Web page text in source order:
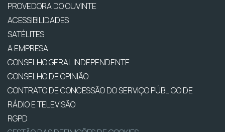
PROVEDORA DO OUVINTE
ACESSIBILIDADES
SATÉLITES
A EMPRESA
CONSELHO GERAL INDEPENDENTE
CONSELHO DE OPINIÃO
CONTRATO DE CONCESSÃO DO SERVIÇO PÚBLICO DE
RÁDIO E TELEVISÃO
RGPD